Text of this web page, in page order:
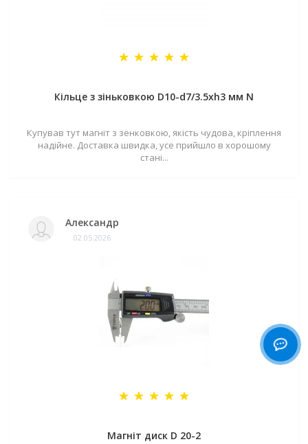
Кільце з зіньковкою D10-d7/3.5хh3 мм N
Купував тут магніт з зенковкою, якість чудова, кріплення
надійне. Доставка швидка, усе прийшло в хорошому
стані...
Александр
02.05.2026
Магніт диск D 20-2